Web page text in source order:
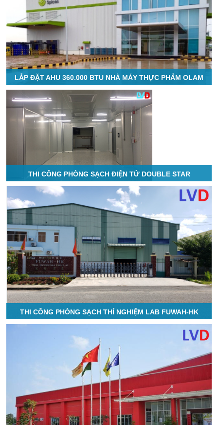
LẮP ĐẶT AHU 360.000 BTU NHÀ MÁY THỰC PHẨM OLAM
THI CÔNG PHÒNG SẠCH ĐIỆN TỬ DOUBLE STAR
THI CÔNG PHÒNG SẠCH THÍ NGHIỆM LAB FUWAH-HK